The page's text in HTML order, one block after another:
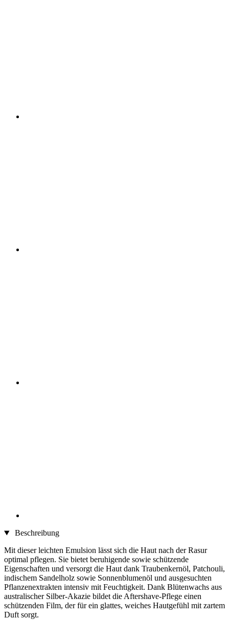
Beschreibung
Mit dieser leichten Emulsion lässt sich die Haut nach der Rasur
optimal pflegen. Sie bietet beruhigende sowie schützende
Eigenschaften und versorgt die Haut dank Traubenkernöl, Patchouli,
indischem Sandelholz sowie Sonnenblumenöl und ausgesuchten
Pflanzenextrakten intensiv mit Feuchtigkeit. Dank Blütenwachs aus
australischer Silber-Akazie bildet die Aftershave-Pflege einen
schützenden Film, der für ein glattes, weiches Hautgefühl mit zartem
Duft sorgt.